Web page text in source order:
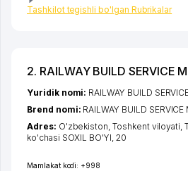
Tashkilot tegishli bo'lgan Rubrikalar
2. RAILWAY BUILD SERVICE
Mamlakat kodi: +998
Yuridik nomi: RAILWAY BUILD
Brend nomi: RAILWAY BUILD SERVICE
Adres: O'zbekiston,Toshkent viloyati,
ko'chasi SOXIL BO'YI, 20